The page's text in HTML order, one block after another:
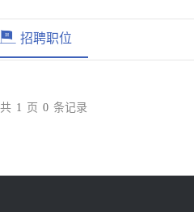
招聘职位
共 1 页 0 条记录